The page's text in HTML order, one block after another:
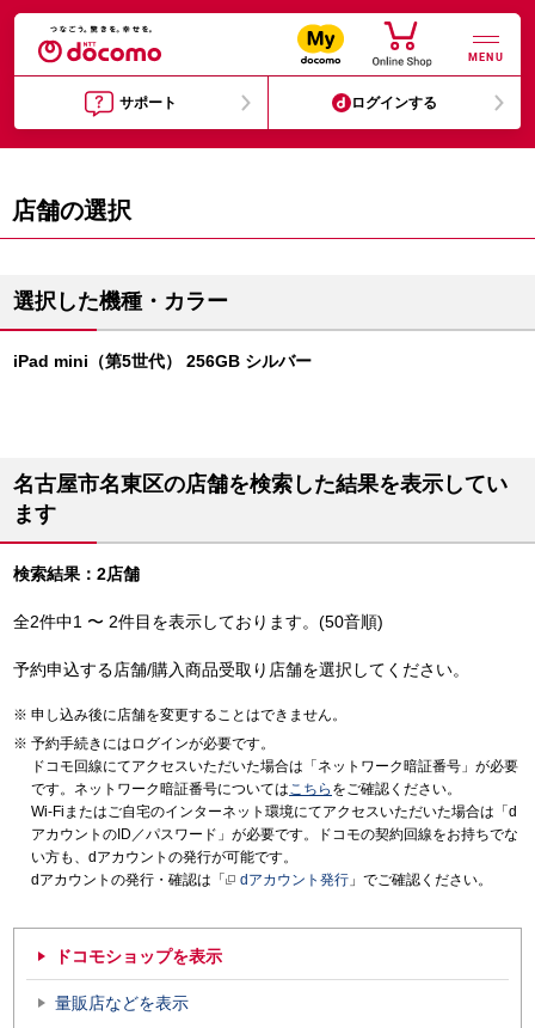
MENU
サポート ログインする
店舗の選択
選択した機種・カラー
iPad mini（第5世代） 256GB シルバー
名古屋市名東区の店舗を検索した結果を表示してい
ます
検索結果：2店舗
全2件中1 〜 2件目を表示しております。(50音順)
予約申込する店舗/購入商品受取り店舗を選択してください。
申し込み後に店舗を変更することはできません。
予約手続きにはログインが必要です。
ドコモ回線にてアクセスいただいた場合は「ネットワーク暗証番号」が必要
です。ネットワーク暗証番号についてはこちら をご確認ください。
Wi-Fiまたはご自宅のインターネット環境にてアクセスいただいた場合は「d
アカウントのID／パスワード」が必要です。ドコモの契約回線をお持ちでな
い方も、dアカウントの発行が可能です。
dアカウントの発行・確認は「
dアカウント発行 」でご確認ください。
ドコモショップを表示
量販店などを表示